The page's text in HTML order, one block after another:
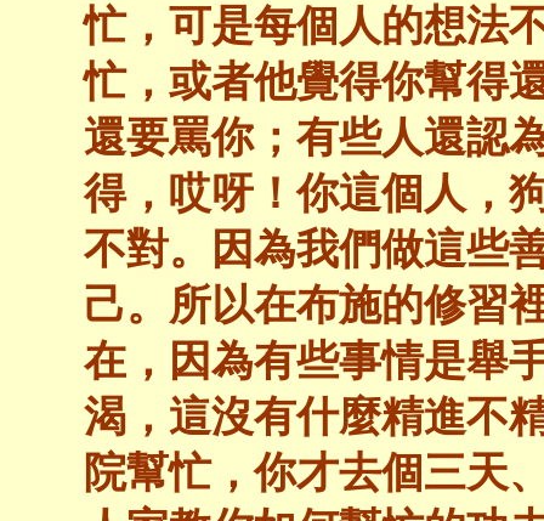
忙，可是每個人的想法
忙，或者他覺得你幫得
還要罵你；有些人還認
得，哎呀！你這個人，
不對。因為我們做這些
己。所以在布施的修習
在，因為有些事情是舉
渴，這沒有什麼精進不
院幫忙，你才去個三天